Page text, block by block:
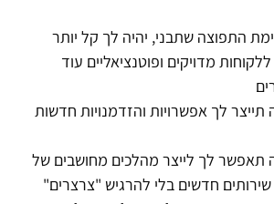
התפוצה שתבני, יהיה לך קל יותר
מדויקים ופוטנציאליים עוד
לך אפשרויות והזדמנויות חדשות
תאפשר לך לייצר מהלכים מחושבים של
שירותים חדשים בלי להרגיש "צרצרים"